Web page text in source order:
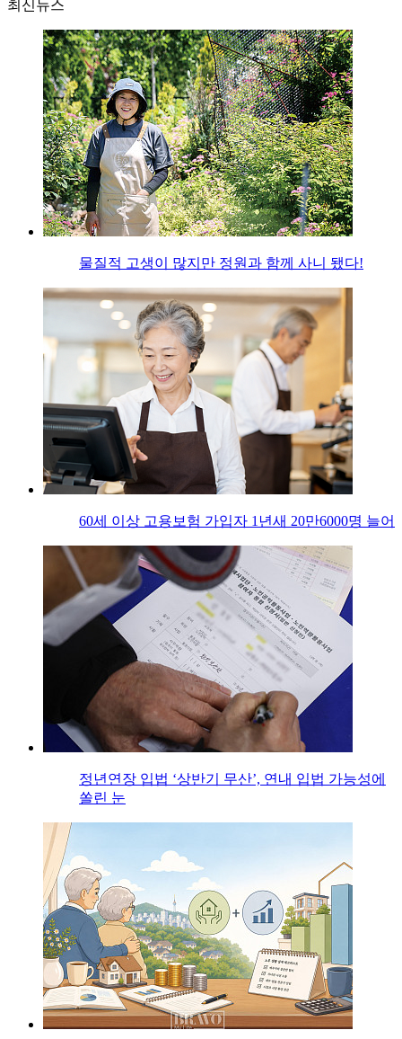
최신뉴스
물질적 고생이 많지만 정원과 함께 사니 됐다!
60세 이상 고용보험 가입자 1년새 20만6000명 늘어
정년연장 입법 ‘상반기 무산’, 연내 입법 가능성에
쏠린 눈